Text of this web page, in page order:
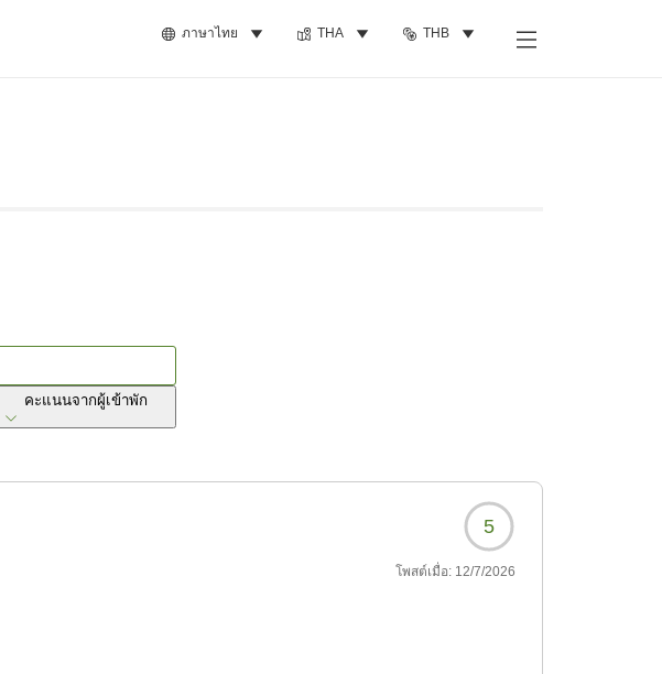
ภาษาไทย THA THB
คะแนนจากผู้เข้าพัก
5
โพสต์เมื่อ: 12/7/2026